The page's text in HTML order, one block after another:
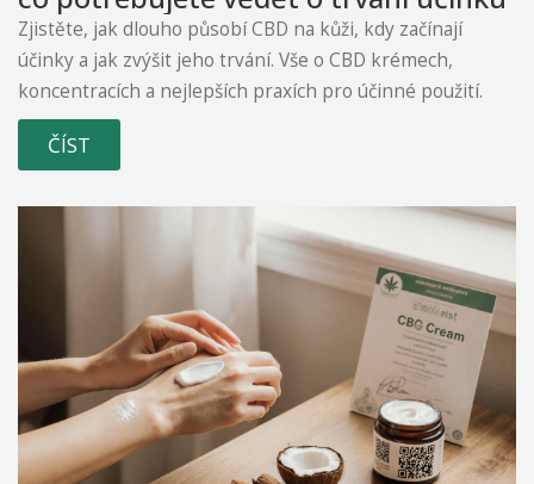
Zjistěte, jak dlouho působí CBD na kůži, kdy začínají
účinky a jak zvýšit jeho trvání. Vše o CBD krémech,
koncentracích a nejlepších praxích pro účinné použití.
ČÍST